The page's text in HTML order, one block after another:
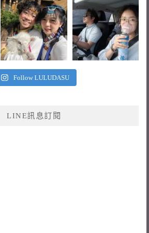
Follow LULUDASU
LINE訊息訂閱